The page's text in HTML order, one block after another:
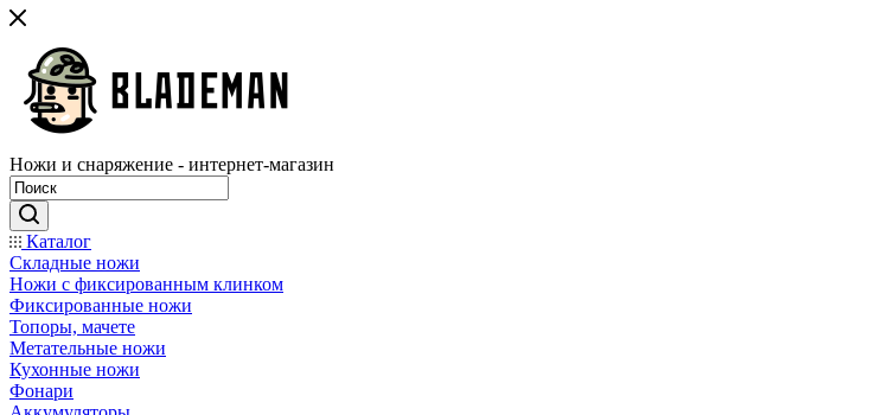
Ножи и снаряжение - интернет-магазин
Каталог
Складные ножи
Ножи с фиксированным клинком
Фиксированные ножи
Топоры, мачете
Метательные ножи
Кухонные ножи
Фонари